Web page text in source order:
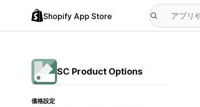
Shopify App Store
SC Product Options
価格設定